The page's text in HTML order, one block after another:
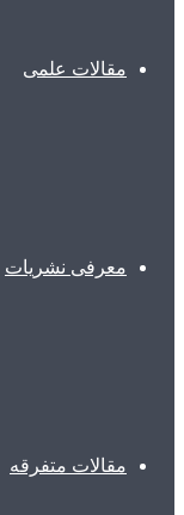
مقالات علمی
معرفی نشریات
مقالات متفرقه